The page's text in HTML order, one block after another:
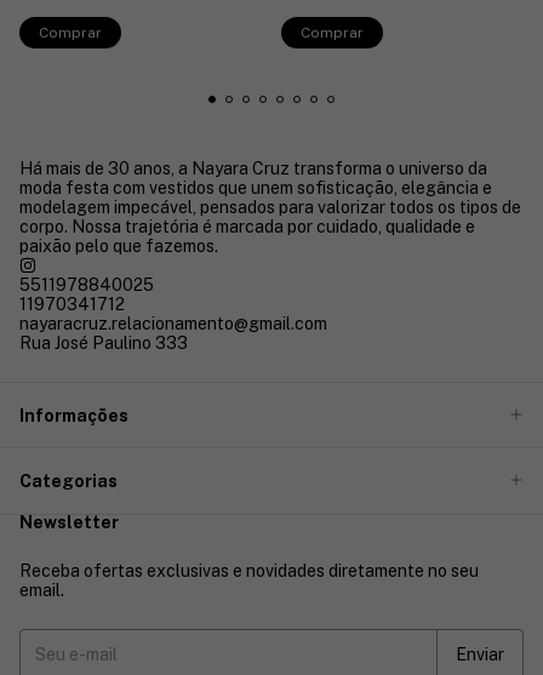
Comprar Comprar
Há mais de 30 anos, a Nayara Cruz transforma o universo da
moda festa com vestidos que unem sofisticação, elegância e
modelagem impecável, pensados para valorizar todos os tipos de
corpo. Nossa trajetória é marcada por cuidado, qualidade e
paixão pelo que fazemos.
5511978840025
11970341712
nayaracruz.relacionamento@gmail.com
Rua José Paulino 333
Informações
Categorias
Newsletter
Receba ofertas exclusivas e novidades diretamente no seu
email.